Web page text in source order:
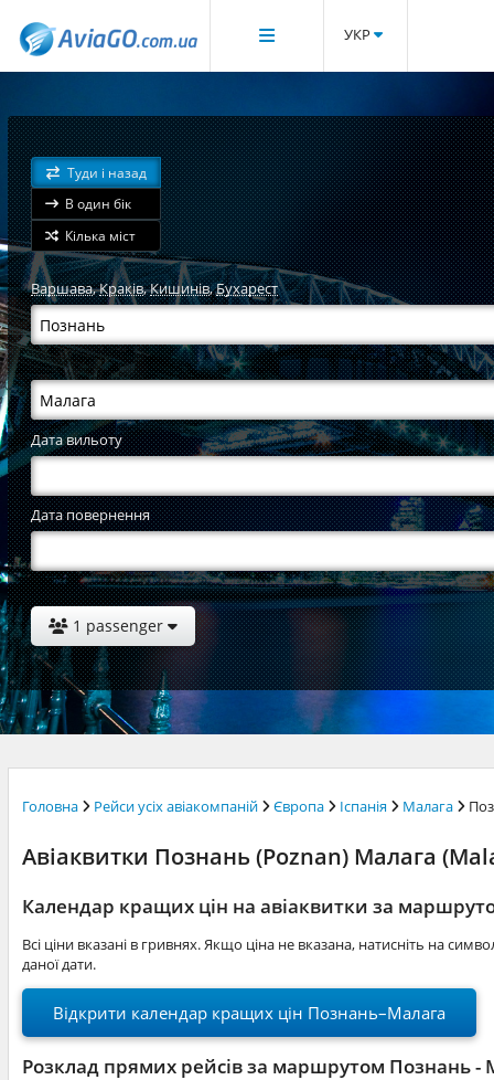
УКР
Туди і назад
В один бік
Кілька міст
Варшава,Краків,Кишинів,Бухарест
Дата вильоту
Дата повернення
1 passenger
Головна Рейси усіх авіакомпаній Європа Іспанія Малага
Авіаквитки Познань (Poznan) Малага
Календар кращих цін на авіаквитки за
Всі ціни вказані в гривнях. Якщо ціна не вказана, натисніть на
даної дати.
Відкрити календар кращих цін Познань–Малага
Розклад прямих рейсів за маршрутом Познань -